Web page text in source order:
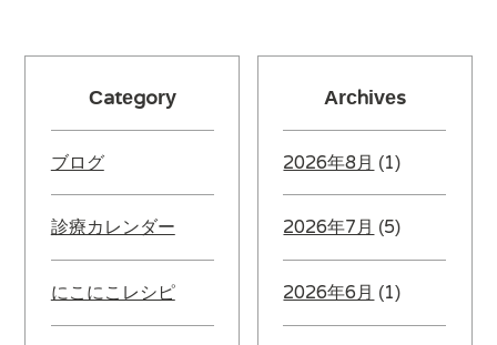
Category
ブログ
診療カレンダー
にこにこレシピ
Archives
2026年8月 (1)
2026年7月 (5)
2026年6月 (1)